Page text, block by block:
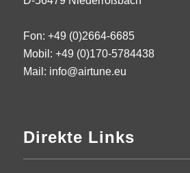
Fon: +49 (0)2664-6685
Mobil: +49 (0)170-5784438
Mail: info@airtune.eu
Direkte Links